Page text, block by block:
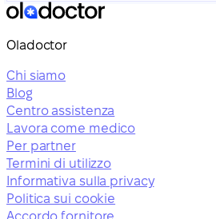
Oladoctor
Chi siamo
Blog
Centro assistenza
Lavora come medico
Per partner
Termini di utilizzo
Informativa sulla privacy
Politica sui cookie
Accordo fornitore